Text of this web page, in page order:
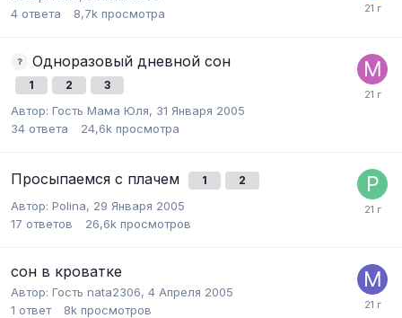
4 ответа 8,7k просмотра
Одноразовый дневной сон
1 2 3
Автор: Гость Мама Юля, 31 Января 2005
34 ответа 24,6k просмотра
Просыпаемся с плачем 1 2
Автор: Polina, 29 Января 2005
17 ответов 26,6k просмотров
сон в кроватке
Автор: Гость nata2306, 4 Апреля 2005
1 ответ 8k просмотров